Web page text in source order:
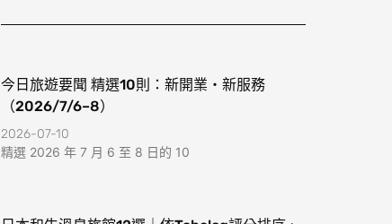
k
a
今日旅遊要聞 精選10則：新開業・新服務
（2026/7/6–8）
2026-07-10
精選 2026 年 7 月 6 至 8 日的 10